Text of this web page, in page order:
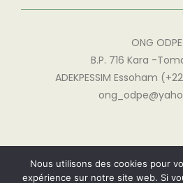
ONG ODPE
B.P. 716 Kara -
ADEKPESSIM Essoham
© 2023 ALL RIGHTS RESERVED |
Nous utilisons des cookies pour
expérience sur notre site web. Si